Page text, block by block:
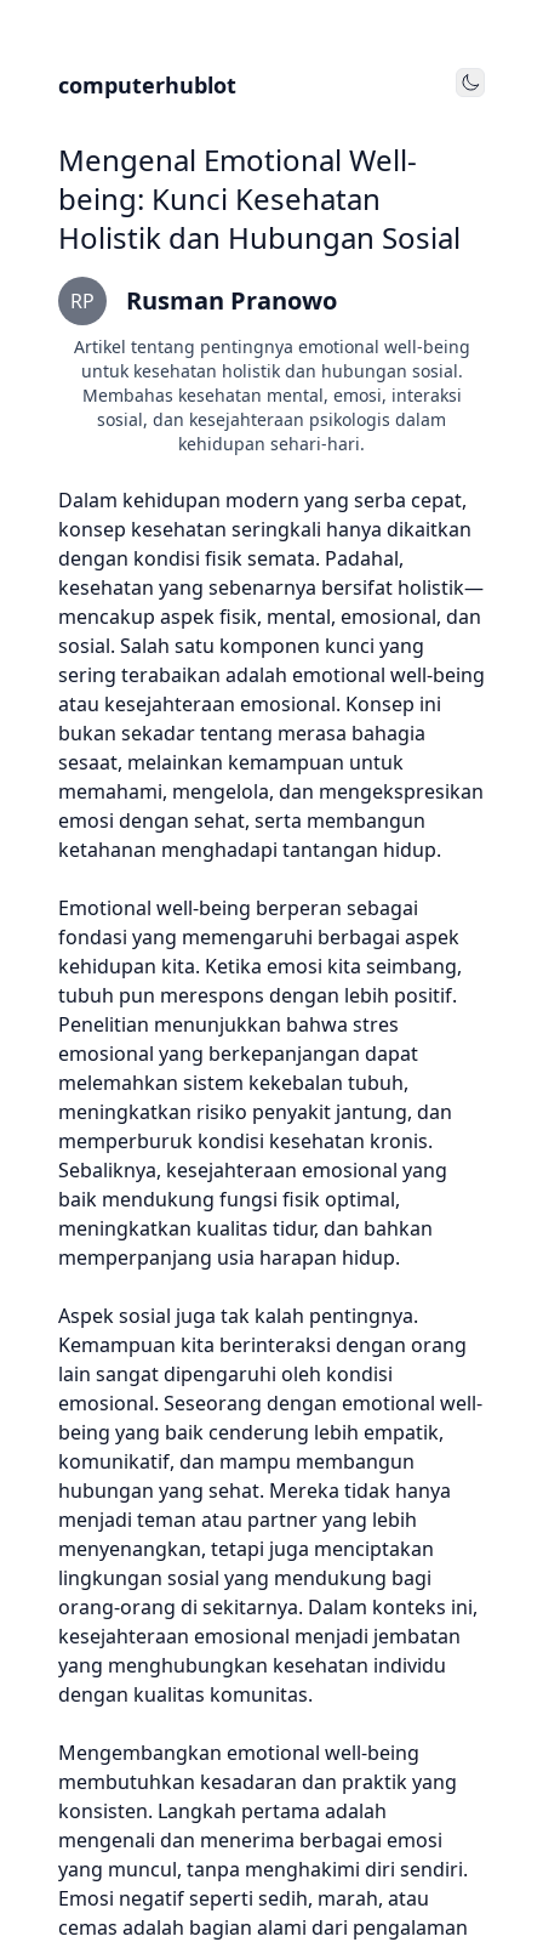
computerhublot Toggle
Mengenal Emotional Well-
being: Kunci Kesehatan
Holistik dan Hubungan Sosial
RP Rusman Pranowo
Artikel tentang pentingnya emotional well-being
untuk kesehatan holistik dan hubungan sosial.
Membahas kesehatan mental, emosi, interaksi
sosial, dan kesejahteraan psikologis dalam
kehidupan sehari-hari.
Dalam kehidupan modern yang serba cepat,
konsep kesehatan seringkali hanya dikaitkan
dengan kondisi fisik semata. Padahal,
kesehatan yang sebenarnya bersifat holistik—
mencakup aspek fisik, mental, emosional, dan
sosial. Salah satu komponen kunci yang
sering terabaikan adalah emotional well-being
atau kesejahteraan emosional. Konsep ini
bukan sekadar tentang merasa bahagia
sesaat, melainkan kemampuan untuk
memahami, mengelola, dan mengekspresikan
emosi dengan sehat, serta membangun
ketahanan menghadapi tantangan hidup.
Emotional well-being berperan sebagai
fondasi yang memengaruhi berbagai aspek
kehidupan kita. Ketika emosi kita seimbang,
tubuh pun merespons dengan lebih positif.
Penelitian menunjukkan bahwa stres
emosional yang berkepanjangan dapat
melemahkan sistem kekebalan tubuh,
meningkatkan risiko penyakit jantung, dan
memperburuk kondisi kesehatan kronis.
Sebaliknya, kesejahteraan emosional yang
baik mendukung fungsi fisik optimal,
meningkatkan kualitas tidur, dan bahkan
memperpanjang usia harapan hidup.
Aspek sosial juga tak kalah pentingnya.
Kemampuan kita berinteraksi dengan orang
lain sangat dipengaruhi oleh kondisi
emosional. Seseorang dengan emotional well-
being yang baik cenderung lebih empatik,
komunikatif, dan mampu membangun
hubungan yang sehat. Mereka tidak hanya
menjadi teman atau partner yang lebih
menyenangkan, tetapi juga menciptakan
lingkungan sosial yang mendukung bagi
orang-orang di sekitarnya. Dalam konteks ini,
kesejahteraan emosional menjadi jembatan
yang menghubungkan kesehatan individu
dengan kualitas komunitas.
Mengembangkan emotional well-being
membutuhkan kesadaran dan praktik yang
konsisten. Langkah pertama adalah
mengenali dan menerima berbagai emosi
yang muncul, tanpa menghakimi diri sendiri.
Emosi negatif seperti sedih, marah, atau
cemas adalah bagian alami dari pengalaman